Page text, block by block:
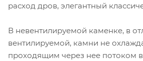
расход дров, элегантный
В невентилируемой каменке, в
вентилируемой, камни не
проходящим через нее потоком